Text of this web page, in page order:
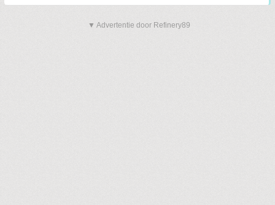
▼ Advertentie door Refinery89